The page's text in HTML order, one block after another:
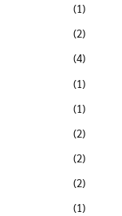
(1)
(2)
(4)
(1)
(1)
(2)
(2)
(2)
(1)